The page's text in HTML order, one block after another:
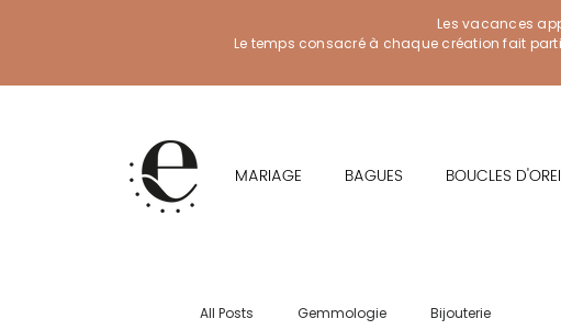
Les vacances
Le temps consacré à chaque création fait
MARIAGE
BAGUES BOUCLES
All Posts Gemmologie Bijouterie